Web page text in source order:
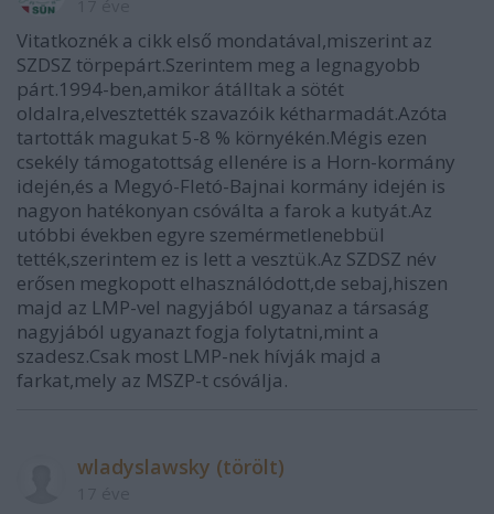
Vitatkoznék a cikk első mondatával,miszerint az
SZDSZ törpepárt.Szerintem meg a legnagyobb
párt.1994-ben,amikor átálltak a sötét
oldalra,elvesztették szavazóik kétharmadát.Azóta
tartották magukat 5-8 % környékén.Mégis ezen
csekély támogatottság ellenére is a Horn-kormány
idején,és a Megyó-Fletó-Bajnai kormány idején is
nagyon hatékonyan csóválta a farok a kutyát.Az
utóbbi években egyre szemérmetlenebbül
tették,szerintem ez is lett a vesztük.Az SZDSZ név
erősen megkopott elhasználódott,de sebaj,hiszen
majd az LMP-vel nagyjából ugyanaz a társaság
nagyjából ugyanazt fogja folytatni,mint a
szadesz.Csak most LMP-nek hívják majd a
farkat,mely az MSZP-t csóválja.
wladyslawsky (törölt)